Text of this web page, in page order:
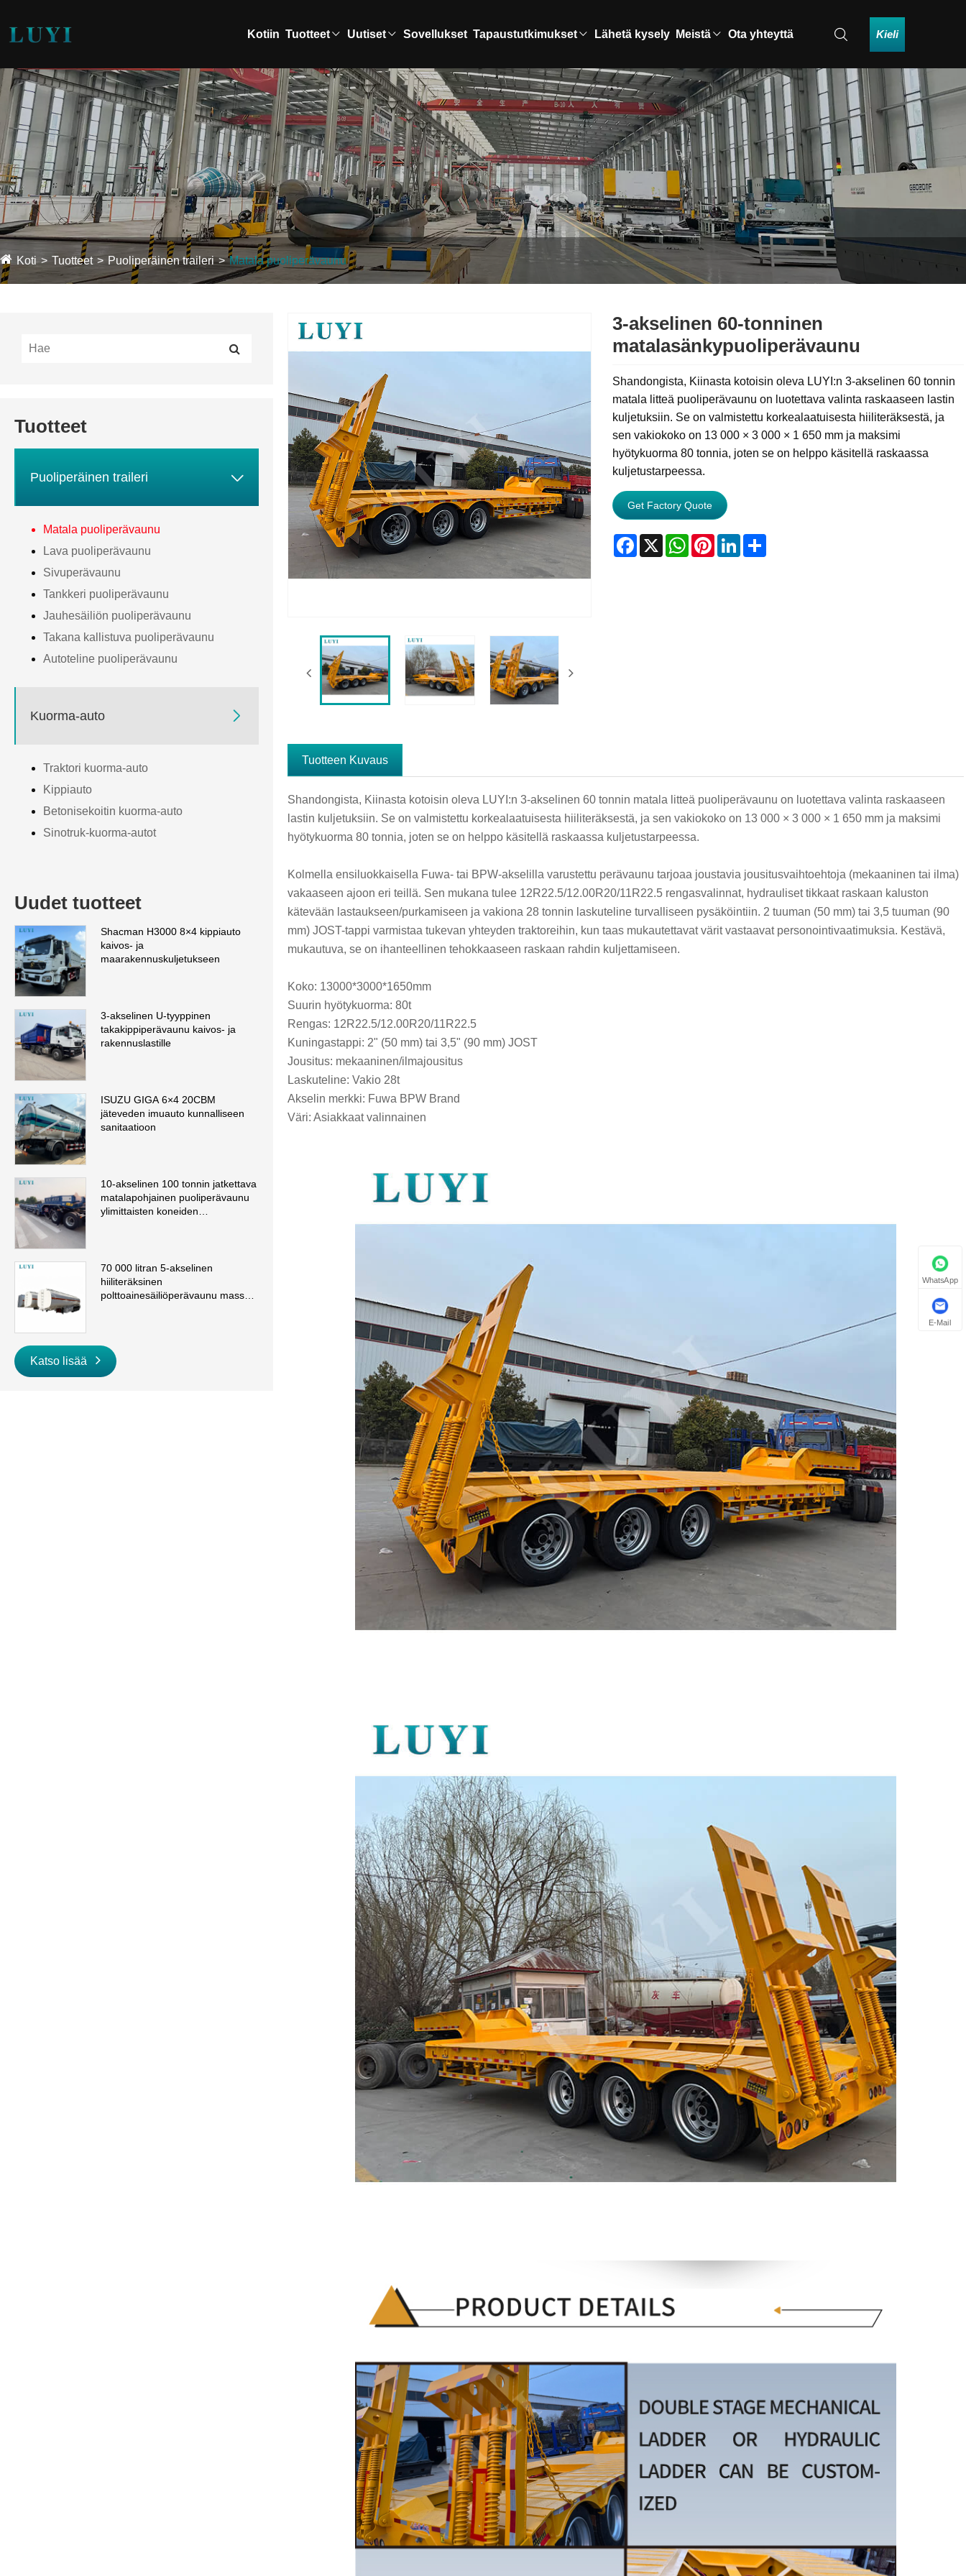
Kotiin Tuotteet Uutiset Sovellukset Tapaustutkimukset Lähetä kysely Meistä Ota yhteyttä Kieli
Koti Tuotteet Puoliperäinen traileri Matala puoliperävaunu
Tuotteet
Puoliperäinen traileri 
Matala puoliperävaunu
Lava puoliperävaunu
Sivuperävaunu
Tankkeri puoliperävaunu
Jauhesäiliön puoliperävaunu
Takana kallistuva puoliperävaunu
Autoteline puoliperävaunu
Kuorma-auto 
Traktori kuorma-auto
Kippiauto
Betonisekoitin kuorma-auto
Sinotruk-kuorma-autot
Uudet tuotteet
Shacman H3000 8×4 kippiauto
kaivos- ja
maarakennuskuljetukseen
3-akselinen U-tyyppinen
takakippiperävaunu kaivos- ja
rakennuslastille
ISUZU GIGA 6×4 20CBM
jäteveden imuauto kunnalliseen
sanitaatioon
10-akselinen 100 tonnin jatkettava
matalapohjainen puoliperävaunu
ylimittaisten koneiden
70 000 litran 5-akselinen
hiiliteräksinen
polttoainesäiliöperävaunu massa-
Katso lisää
3-akselinen 60-tonninen
matalasänkypuoliperävaunu
Shandongista, Kiinasta kotoisin oleva LUYI:n 3-akselinen 60 tonnin
matala litteä puoliperävaunu on luotettava valinta raskaaseen lastin
kuljetuksiin. Se on valmistettu korkealaatuisesta hiiliteräksestä, ja
sen vakiokoko on 13 000 × 3 000 × 1 650 mm ja maksimi
hyötykuorma 80 tonnia, joten se on helppo käsitellä raskaassa
kuljetustarpeessa.
Get Factory Quote
Facebook
X WhatsApp
PinterestLinkedInShare
Tuotteen Kuvaus
Shandongista, Kiinasta kotoisin oleva LUYI:n 3-akselinen 60 tonnin matala litteä puoliperävaunu on luotettava valinta raskaaseen
lastin kuljetuksiin. Se on valmistettu korkealaatuisesta hiiliteräksestä, ja sen vakiokoko on 13 000 × 3 000 × 1 650 mm ja maksimi
hyötykuorma 80 tonnia, joten se on helppo käsitellä raskaassa kuljetustarpeessa.
Kolmella ensiluokkaisella Fuwa- tai BPW-akselilla varustettu perävaunu tarjoaa joustavia jousitusvaihtoehtoja (mekaaninen tai ilma)
vakaaseen ajoon eri teillä. Sen mukana tulee 12R22.5/12.00R20/11R22.5 rengasvalinnat, hydrauliset tikkaat raskaan kaluston
kätevään lastaukseen/purkamiseen ja vakiona 28 tonnin laskuteline turvalliseen pysäköintiin. 2 tuuman (50 mm) tai 3,5 tuuman (90
mm) JOST-tappi varmistaa tukevan yhteyden traktoreihin, kun taas mukautettavat värit vastaavat personointivaatimuksia. Kestävä,
mukautuva, se on ihanteellinen tehokkaaseen raskaan rahdin kuljettamiseen.
Koko: 13000*3000*1650mm
Suurin hyötykuorma: 80t
Rengas: 12R22.5/12.00R20/11R22.5
Kuningastappi: 2" (50 mm) tai 3,5" (90 mm) JOST
Jousitus: mekaaninen/ilmajousitus
Laskuteline: Vakio 28t
Akselin merkki: Fuwa BPW Brand
Väri: Asiakkaat valinnainen
WhatsApp
E-Mail